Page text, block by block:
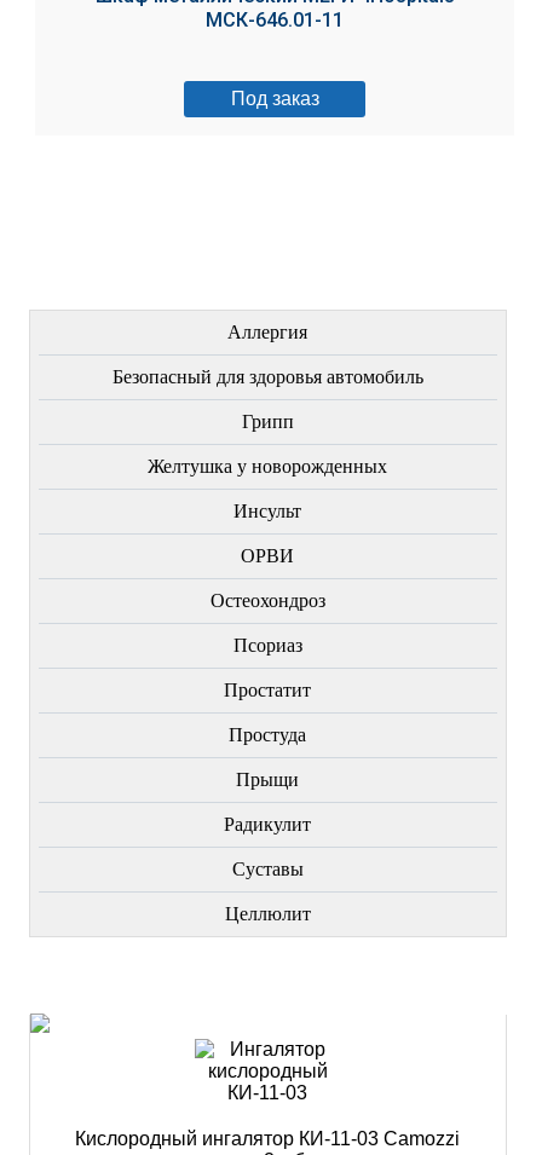
МСК-646.01-11
Под заказ
Аллергия
Безопасный для здоровья автомобиль
Грипп
Желтушка у новорожденных
Инсульт
ОРВИ
Остеохондроз
Пcориаз
Простатит
Простуда
Прыщи
Радикулит
Суставы
Целлюлит
Кислородный ингалятор КИ-11-03 Camozzi